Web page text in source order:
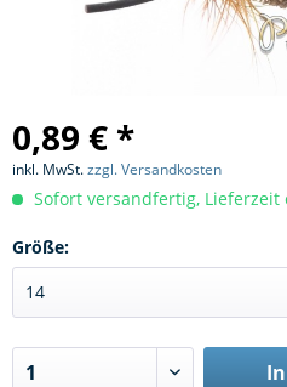
0,89 € *
inkl. MwSt.zzgl. Versandkosten
Sofort versandfertig, Lieferzeit
Größe: